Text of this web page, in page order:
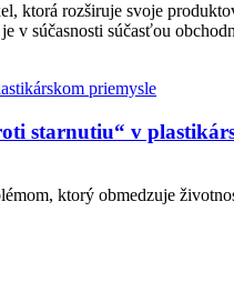
ktorá rozširuje svoje
súčasnosti súčasťou
starnutiu“ v
ktorý obmedzuje